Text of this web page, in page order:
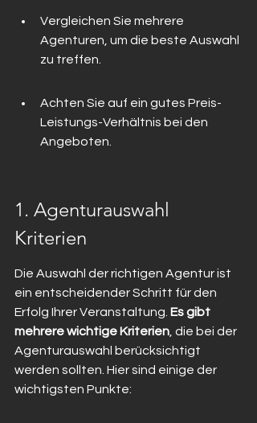
Vergleichen Sie mehrere
Agenturen, um die beste Auswahl
zu treffen.
Achten Sie auf ein gutes Preis-
Leistungs-Verhältnis bei den
Angeboten.
1. Agenturauswahl
Kriterien
Die Auswahl der richtigen Agentur ist
ein entscheidender Schritt für den
Erfolg Ihrer Veranstaltung. Es gibt
mehrere wichtige Kriterien , die bei der
Agenturauswahl berücksichtigt
werden sollten. Hier sind einige der
wichtigsten Punkte: